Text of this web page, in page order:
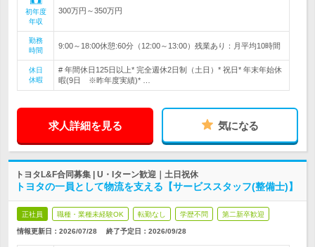
初年度
年収
300万円～350万円
勤務
時間
9:00～18:00休憩:60分（12:00～13:00）残業あり：月平均10時間
休日
休暇
# 年間休日125日以上* 完全週休2日制（土日）* 祝日* 年末年始休
暇(9日 ※昨年度実績)* …
求人詳細を見る 気になる
トヨタL&F合同募集 | U・Iターン歓迎｜土日祝休
トヨタの一員として物流を支える【サービススタッフ(整備士)】
正社員 職種・業種未経験OK 転勤なし 学歴不問 第二新卒歓迎
情報更新日：2026/07/28 終了予定日： 2026/09/28